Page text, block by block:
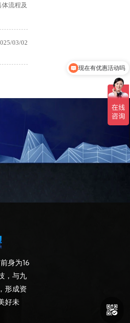
流程及
。
03/02
身为16
，与九
形成资
好未

现在有优惠活动吗